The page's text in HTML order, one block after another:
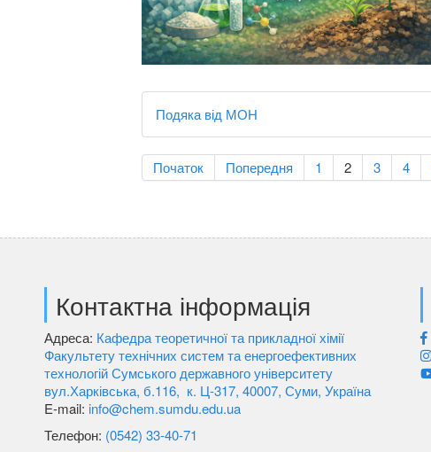
Подяка від МОН
Початок Попередня 1 2 3 4
Контактна інформація
Адреса: Кафедра теоретичної та прикладної хімії
Факультету технічних систем та енергоефективних
технологій Сумського державного університету
вул.Харківська, б.116, к. Ц-317, 40007, Суми, Україна
E-mail: info@chem.sumdu.edu.ua
Телефон: (0542) 33-40-71